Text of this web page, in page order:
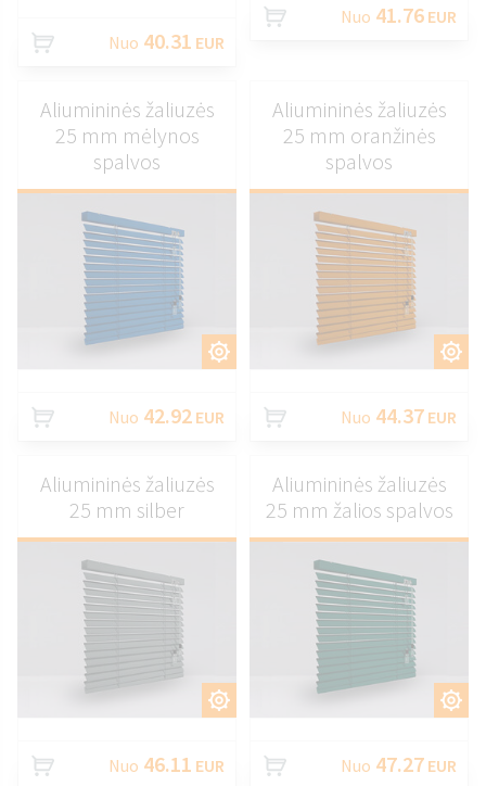
Nuo 40.31 EUR
Nuo 41.76 EUR
Aliumininės žaliuzės
25 mm mėlynos
spalvos
Nuo 42.92 EUR
Aliumininės žaliuzės
25 mm oranžinės
spalvos
Nuo 44.37 EUR
Aliumininės žaliuzės
25 mm silber
Nuo 46.11 EUR
Aliumininės žaliuzės
25 mm žalios spalvos
Nuo 47.27 EUR